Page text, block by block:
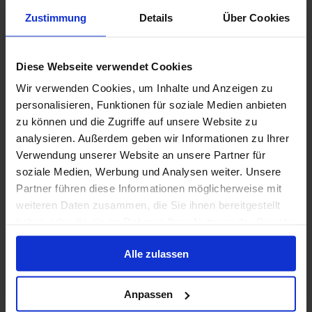
Zustimmung Details Über Cookies
Diese Webseite verwendet Cookies
Wir verwenden Cookies, um Inhalte und Anzeigen zu
personalisieren, Funktionen für soziale Medien anbieten
zu können und die Zugriffe auf unsere Website zu
analysieren. Außerdem geben wir Informationen zu Ihrer
Verwendung unserer Website an unsere Partner für
soziale Medien, Werbung und Analysen weiter. Unsere
Partner führen diese Informationen möglicherweise mit
weiteren Daten zusammen, die Sie ihnen bereitgestellt
gesammelt haben.
Alle zulassen
Anpassen
Volpension
26 okt. 2026 19Nachten Geen alternatieven
Binnenhut van
1.297 €
Buitenhut
1.417 €
Balkonhut
1.637 €
Alleen Cruise
trans-Atlantisch vanaf Barcelona, Spanje met de
Van Barcelona Naar Port Canaveral
MSC Grandiosa